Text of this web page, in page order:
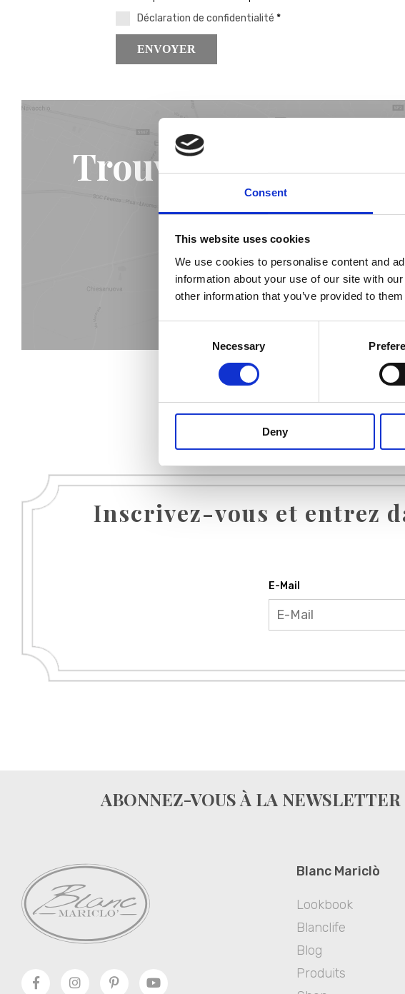
Consent
This website uses cookies
We use cookies to personalise content and
information about your use of our site with
other information that you’ve provided to
Necessary
Deny
Déclaration de confidentialité *
ENVOYER
Trouvez le
Inscrivez-vous et entrez
E-Mail
ABONNEZ-VOUS À LA NEWSLETTER
Blanc Mariclò
Lookbook
Blanclife
Blog
Produits